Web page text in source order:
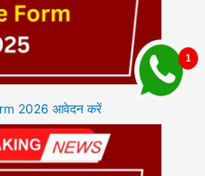
2026 आवेदन करें